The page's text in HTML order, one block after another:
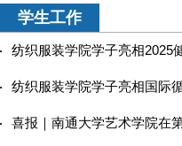
学生工作
纺织服装学院学子亮相2025
纺织服装学院学子亮相国际
喜报｜南通大学艺术学院在